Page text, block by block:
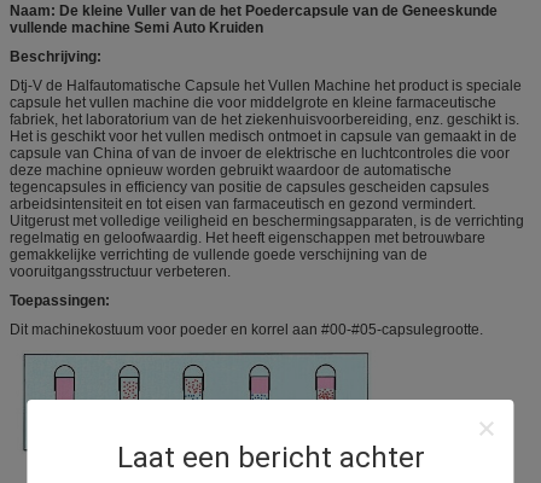
Laat een bericht achter
Naam: De kleine Vuller van de het Poedercapsule van de Geneeskunde
vullende machine Semi Auto Kruiden
Beschrijving:
Dtj-V de Halfautomatische Capsule het Vullen Machine het product is speciale
capsule het vullen machine die voor middelgrote en kleine farmaceutische
fabriek, het laboratorium van de het ziekenhuisvoorbereiding, enz. geschikt is.
Het is geschikt voor het vullen medisch ontmoet in capsule van gemaakt in de
capsule van China of van de invoer de elektrische en luchtcontroles die voor
deze machine opnieuw worden gebruikt waardoor de automatische
tegencapsules in efficiency van positie de capsules gescheiden capsules
arbeidsintensiteit en tot eisen van farmaceutisch en gezond vermindert.
Uitgerust met volledige veiligheid en beschermingsapparaten, is de verrichting
regelmatig en geloofwaardig. Het heeft eigenschappen met betrouwbare
gemakkelijke verrichting de vullende goede verschijning van de
vooruitgangsstructuur verbeteren.
Toepassingen:
Dit machinekostuum voor poeder en korrel aan #00-#05-capsulegrootte.